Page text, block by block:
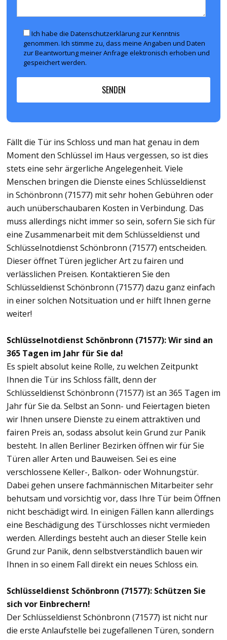
Ich habe die Datenschutzerklärung zur Kenntnis
genommen. Ich stimme zu, dass meine Angaben und Daten
zur Beantwortung meiner Anfrage elektronisch erhoben und
gespeichert werden.
Fällt die Tür ins Schloss und man hat genau in dem
Moment den Schlüssel im Haus vergessen, so ist dies
stets eine sehr ärgerliche Angelegenheit. Viele
Menschen bringen die Dienste eines Schlüsseldienst
in Schönbronn (71577) mit sehr hohen Gebühren oder
auch unüberschaubaren Kosten in Verbindung. Das
muss allerdings nicht immer so sein, sofern Sie sich für
eine Zusammenarbeit mit dem Schlüsseldienst und
Schlüsselnotdienst Schönbronn (71577) entscheiden.
Dieser öffnet Türen jeglicher Art zu fairen und
verlässlichen Preisen. Kontaktieren Sie den
Schlüsseldienst Schönbronn (71577) dazu ganz einfach
in einer solchen Notsituation und er hilft Ihnen gerne
weiter!
Schlüsselnotdienst Schönbronn (71577): Wir sind an
365 Tagen im Jahr für Sie da!
Es spielt absolut keine Rolle, zu welchen Zeitpunkt
Ihnen die Tür ins Schloss fällt, denn der
Schlüsseldienst Schönbronn (71577) ist an 365 Tagen im
Jahr für Sie da. Selbst an Sonn- und Feiertagen bieten
wir Ihnen unsere Dienste zu einem attraktiven und
fairen Preis an, sodass absolut kein Grund zur Panik
besteht. In allen Berliner Bezirken öffnen wir für Sie
Türen aller Arten und Bauweisen. Sei es eine
verschlossene Keller-, Balkon- oder Wohnungstür.
Dabei gehen unsere fachmännischen Mitarbeiter sehr
behutsam und vorsichtig vor, dass Ihre Tür beim Öffnen
nicht beschädigt wird. In einigen Fällen kann allerdings
eine Beschädigung des Türschlosses nicht vermieden
werden. Allerdings besteht auch an dieser Stelle kein
Grund zur Panik, denn selbstverständlich bauen wir
Ihnen in so einem Fall direkt ein neues Schloss ein.
Schlüsseldienst Schönbronn (71577): Schützen Sie
sich vor Einbrechern!
Der Schlüsseldienst Schönbronn (71577) ist nicht nur
die erste Anlaufstelle bei zugefallenen Türen, sondern